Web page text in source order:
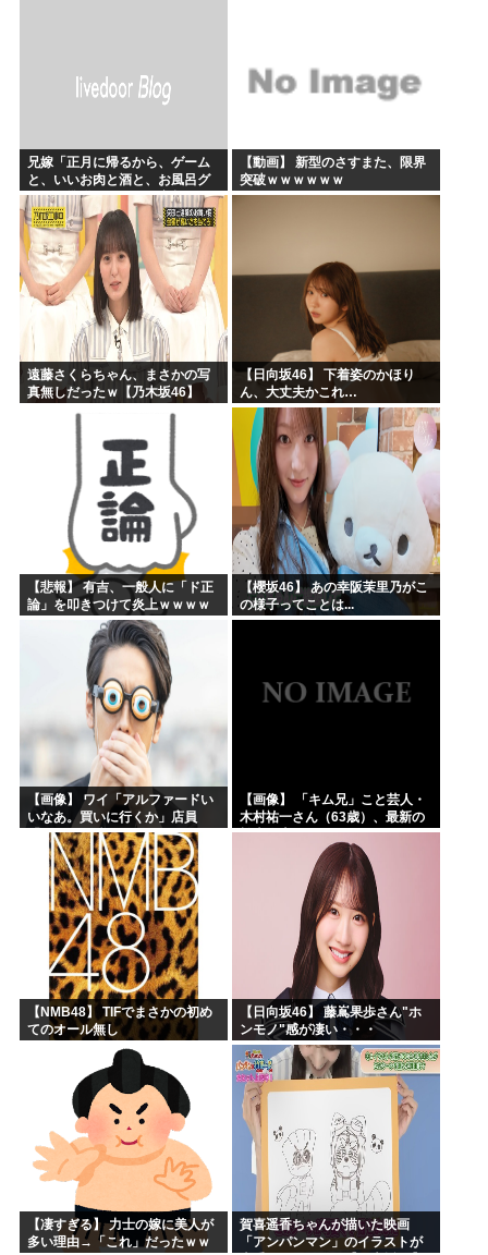
兄嫁「正月に帰るから、ゲーム
と、いいお肉と酒と、お風呂グ
ッズの準備しとけよ」寝起きの
私「知るかボケ」兄嫁「キィィ
ィィー！！！！」私「あ…」
【動画】 新型のさすまた、限界
突破ｗｗｗｗｗｗ
遠藤さくらちゃん、まさかの写
真無しだったｗ【乃木坂46】
【日向坂46】 下着姿のかほり
ん、大丈夫かこれ…
【悲報】 有吉、一般人に「ド正
論」を叩きつけて炎上ｗｗｗｗ
【櫻坂46】 あの幸阪茉里乃がこ
の様子ってことは...
【画像】 ワイ「アルファードい
いなあ。買いに行くか」店員
「ほいっ見積もりな！」ワイ
「金額おかしくね？」←お前ら
もそう思うよな？？？？？
【画像】 「キム兄」こと芸人・
木村祐一さん（63歳）、最新の
松本人志さんとのツーショット
が完全に別人だとネット騒然！
「マジで誰かわからん」...
【NMB48】 TIFでまさかの初め
てのオール無し
【日向坂46】 藤嶌果歩さん"ホ
ンモノ"感が凄い・・・
【凄すぎる】 力士の嫁に美人が
多い理由→「これ」だったｗｗ
賀喜遥香ちゃんが描いた映画
「アンパンマン」のイラストが